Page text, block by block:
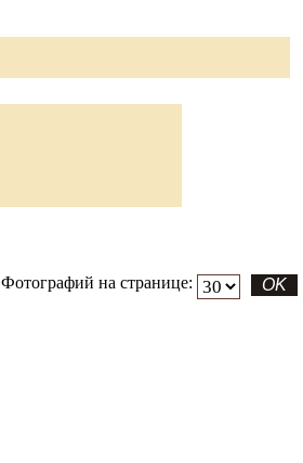
Фотографий на странице: